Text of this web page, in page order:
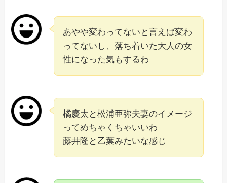
あやや変わってないと言えば変わ
ってないし、落ち着いた大人の女
性になった気もするわ
橘慶太と松浦亜弥夫妻のイメージ
ってめちゃくちゃいいわ
藤井隆と乙葉みたいな感じ